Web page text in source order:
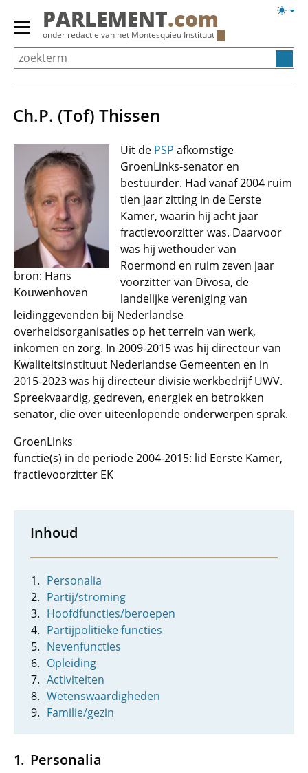
Overslaan
Primair
menu
tonen/verbergen
PARLEMENT.com
onder redactie van het Montesquieu Instituut
Ch.P. (Tof) Thissen
bron: Hans
Kouwenhoven
Uit de PSP afkomstige
GroenLinks-senator en
bestuurder. Had vanaf 2004 ruim
tien jaar zitting in de Eerste
Kamer, waarin hij acht jaar
fractievoorzitter was. Daarvoor
was hij wethouder van
Roermond en ruim zeven jaar
voorzitter van Divosa, de
landelijke vereniging van
leidinggevenden bij Nederlandse
overheidsorganisaties op het terrein van werk,
inkomen en zorg. In 2009-2015 was hij directeur van
Kwaliteitsinstituut Nederlandse Gemeenten en in
2015-2023 was hij directeur divisie werkbedrijf UWV.
Spreekvaardig, gedreven, energiek en betrokken
senator, die over uiteenlopende onderwerpen sprak.
GroenLinks
functie(s) in de periode 2004-2015: lid Eerste Kamer,
fractievoorzitter EK
Inhoud
Personalia
Partij/stroming
Hoofdfuncties/beroepen
Partijpolitieke functies
Nevenfuncties
Opleiding
Activiteiten
Wetenswaardigheden
Familie/gezin
Personalia